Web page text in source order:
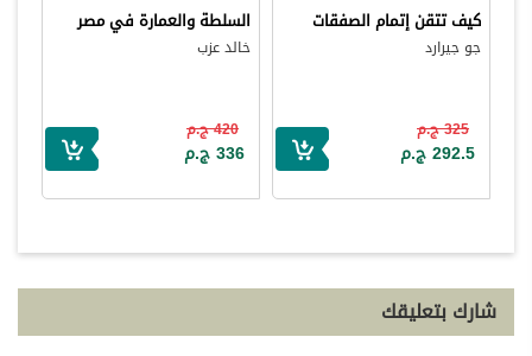
كيف تتقن إتمام الصفقات
جو جيرارد
325 ج.م
292.5 ج.م
السلطة والعمارة في مصر
خالد عزب
420 ج.م
336 ج.م
شارك بتعليقك